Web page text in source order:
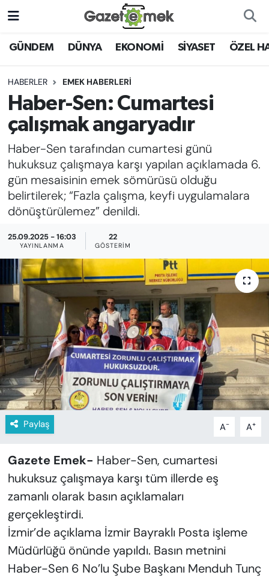
GÜNDEM DÜNYA EKONOMİ SİYASET ÖZEL
HABERLER EMEK HABERLERİ
Haber-Sen: Cumartesi
çalışmak angaryadır
Haber-Sen tarafından cumartesi günü
hukuksuz çalışmaya karşı yapılan açıklamada 6.
gün mesaisinin emek sömürüsü olduğu
belirtilerek; “Fazla çalışma, keyfi uygulamalara
dönüştürülemez” denildi.
25.09.2025 - 16:03
YAYINLANMA
22
GÖSTERIM
Paylaş A- A+
Gazete Emek- Haber-Sen, cumartesi
hukuksuz çalışmaya karşı tüm illerde eş
zamanlı olarak basın açıklamaları
gerçekleştirdi.
İzmir’de açıklama İzmir Bayraklı Posta işleme
Müdürlüğü önünde yapıldı. Basın metnini
Haber-Sen 6 No’lu Şube Başkanı Menduh Tunç
DÜNYA
EKONOMİ
EMEK HABERLERİ
YENİ MEDYADA EMEK
GAZETECİLİĞİNİ GELİŞTİRMEK
FAYDALI BİLGİLER
GÜNDEM
EĞİTİM
KADIN
SAĞLIK
SPOR
KÜLTÜR-SANAT
MAGAZİN
ÖZEL HABER
YAZAR KÖŞESİ
SİYASET
VAN VE DİYARBAKIR HABERLERİ
Nöbetçi Eczaneler
Hava Durumu
İstanbul Namaz Vakitleri
Trafik Durumu
Süper Lig Puan Durumu ve Fikstür
Tüm Manşetler
Son Dakika Haberleri
Haber Arşivi